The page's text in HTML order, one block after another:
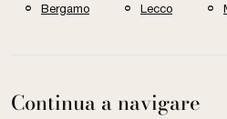
Bergamo Lecco
Continua a navigare